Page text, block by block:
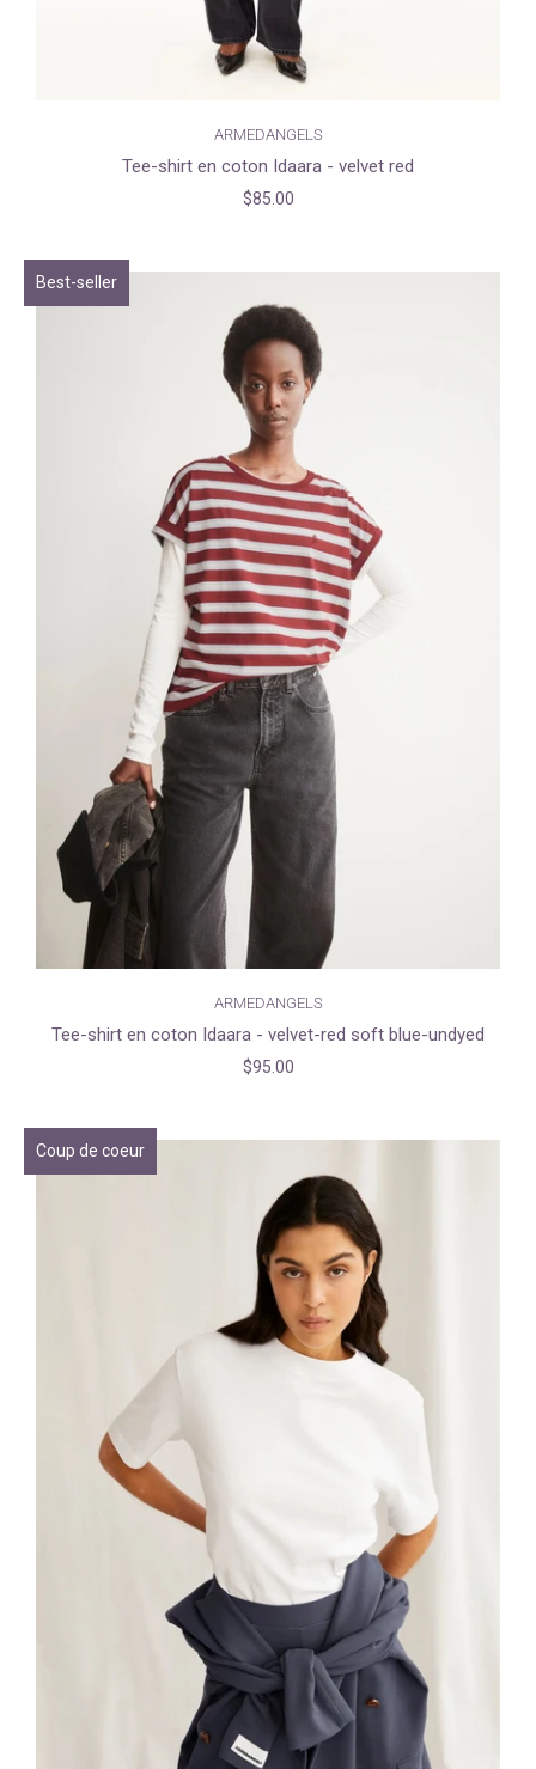
ARMEDANGELS
Tee-shirt en coton Idaara - velvet red
$85.00
Best-seller
ARMEDANGELS
Tee-shirt en coton Idaara - velvet-red soft blue-undyed
$95.00
Coup de coeur